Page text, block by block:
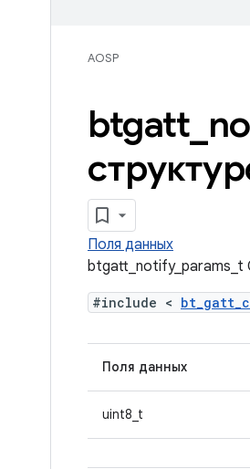
AOSP
btgatt
Поля данных
btgatt_notify_params_t
#include <
Поля данных
uint8_t